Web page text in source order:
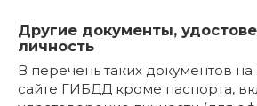
Другие документы,
личность
В перечень таких документов
сайте ГИБДД кроме паспорта,